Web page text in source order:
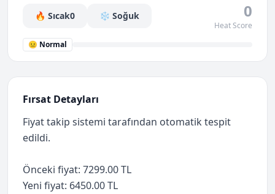
🔥 Sıcak0 ❄️ Soğuk 0
Heat Score
😐 Normal
Fırsat Detayları
Fiyat takip sistemi tarafından otomatik tespit
edildi.
Önceki fiyat: 7299.00 TL
Yeni fiyat: 6450.00 TL